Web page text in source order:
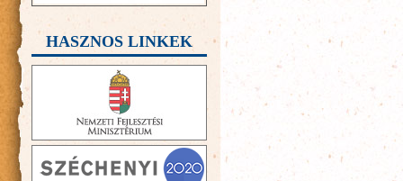
HASZNOS LINKEK